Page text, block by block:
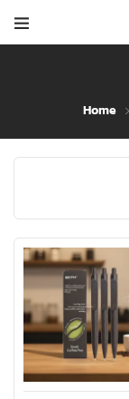
Home